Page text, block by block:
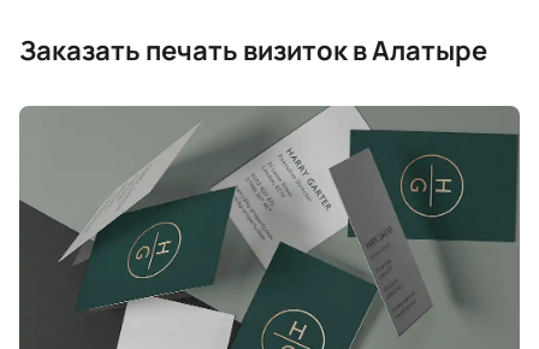
Заказать печать визиток в Алатыре